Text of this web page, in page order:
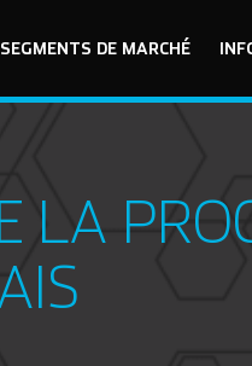
SEGMENTS DE MARCHÉ
LA